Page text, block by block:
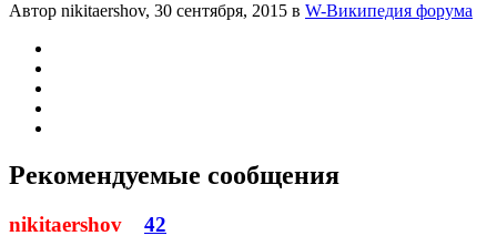
Автор nikitaershov, 30 сентября, 2015 в W-Википедия форума
Рекомендуемые сообщения
nikitaershov 42